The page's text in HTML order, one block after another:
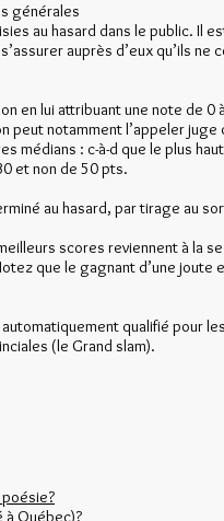
générales
au hasard dans le public. Il
auprès d’eux qu’ils
en lui attribuant une note de 0
peut notamment l’appeler
médians : c-à-d que le plus
et non de 50 pts.
au hasard, par tirage au
scores reviennent à la
que le gagnant d’une
qualifié pour
(le Grand slam).
à Québec)?